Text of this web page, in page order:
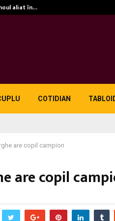
aliat în…
COTIDIAN
are copil campion
are copil